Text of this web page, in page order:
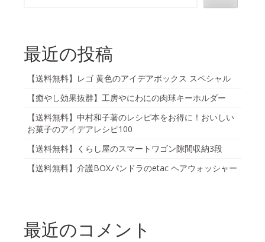
最近の投稿
【送料無料】レゴ 黄色のアイデアボックス スペシャル
【癒やし効果抜群】工房やにわにの肉球キーホルダー
【送料無料】中村和子著のレシピ本をお得に！おいしい
お菓子のアイデアレシピ100
【送料無料】くらし屋のスマートワゴン隙間収納3段
【送料無料】介護BOXパンドラのetac ヘアウォッシャー
最近のコメント